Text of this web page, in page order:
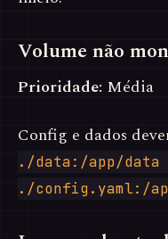
Volume não
Prioridade: Média
Config e dados
./data:/app/data
./config.yaml:/